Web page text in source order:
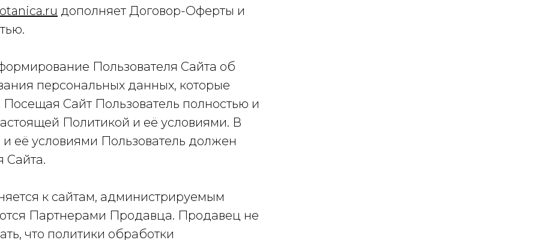
дополняет Договор-Оферты и
Пользователя Сайта об
персональных данных, которые
Сайт Пользователь полностью и
Политикой и её условиями. В
её условиями Пользователь должен
Сайта.
к сайтам, администрируемым
Партнерами Продавца. Продавец не
что политики обработки